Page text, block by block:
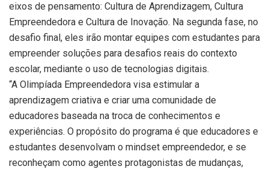
eixos de pensamento: Cultura de Aprendizagem, Cultura
Empreendedora e Cultura de Inovação. Na segunda fase, no
desafio final, eles irão montar equipes com estudantes para
empreender soluções para desafios reais do contexto
escolar, mediante o uso de tecnologias digitais.
“A Olimpíada Empreendedora visa estimular a
aprendizagem criativa e criar uma comunidade de
educadores baseada na troca de conhecimentos e
experiências. O propósito do programa é que educadores e
estudantes desenvolvam o mindset empreendedor, e se
reconheçam como agentes protagonistas de mudanças,